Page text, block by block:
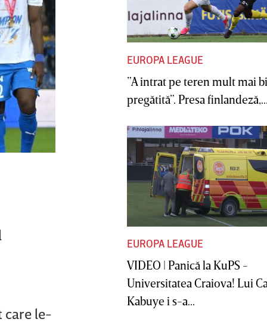
care le-
EUROPA LEAGUE
”A intrat pe teren mult mai
pregătită”. Presa
EUROPA LEAGUE
VIDEO | Panică la KuPS -
Universitatea Craiova! Lui
Kabuye i s-a...